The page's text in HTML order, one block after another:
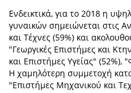
Ενδεικτικά, για το 2018 η
γυναικών σημειώνεται στις
και Τέχνες (59%) και
"Γεωργικές Επιστήμες και
και Επιστήμες Υγείας" (52%),
Η χαμηλότερη συμμετοχή
"Επιστήμες Μηχανικού και